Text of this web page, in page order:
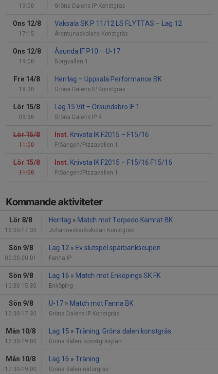
19:00 Gröna Dalens IP Konstgräs
Ons 12/8
17:15
Vaksala SK P 11/12 LS FLYTTAS – Lag 12
Ärentunaskolans Konstgräs
Ons 12/8
19:00
Åsunda IF P10 – U-17
Borgvallen 1
Fre 14/8
18:30
Herrlag – Uppsala Performance BK
Gröna Dalens IP Konstgräs
Lör 15/8
09:30
Lag 15 Vit – Örsundsbro IF 1
Gröna Dalens IP 4
Lör 15/8
11:00
Inst. Knivsta IK F2015 – F15/16
Fröängen/Pizzavallen 1
Lör 15/8
11:00
Inst. Knivsta IK F2015 – F15/16 F15/16
Fröängen/Pizzavallen 1
Kommande aktiviteter
Lör 8/8
16:00-17:30
Herrlag » Match mot Torpedo Kamrat BK
Johannesbäckskolan Konstgräs
Sön 9/8
00:00-00:01
Lag 12 » Ev slutspel sparbankscupen
Fanna IP
Sön 9/8
10:30-15:30
Lag 16 » Match mot Enköpings SK FK
Enköping
Sön 9/8
15:30-17:30
U-17 » Match mot Fanna BK
Gröna Dalens IP Konstgräs
Mån 10/8
17:30-19:00
Lag 15 » Träning, Gröna dalen konstgräs
Gröna dalen, konstgräsplan
Mån 10/8
17:30-19:00
Lag 16 » Träning
Gröna dalen naturgräs